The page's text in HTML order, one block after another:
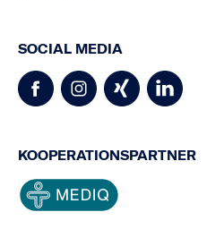
SOCIAL MEDIA
KOOPERATIONSPARTNER